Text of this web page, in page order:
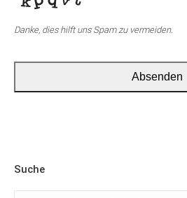
Danke, dies hilft uns Spam zu vermeiden.
Absenden
Suche